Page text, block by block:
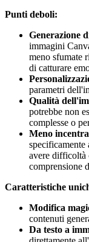
Punti deboli:
Generazione
immagini
meno sfumate
di catturare
parametri
Qualità
potrebbe non
complesse o
Meno
specificamente
avere difficoltà
comprensione
Caratteristiche
Modifica
contenuti
Da testo a